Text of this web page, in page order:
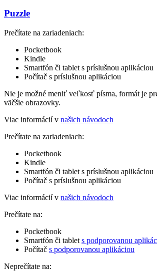
Puzzle
Prečítate na zariadeniach:
Pocketbook
Kindle
Smartfón či tablet s príslušnou aplikáciou
Počítač s príslušnou aplikáciou
Nie je možné meniť veľkosť písma, formát je
väčšie obrazovky.
Viac informácií v našich návodoch
Prečítate na zariadeniach:
Pocketbook
Kindle
Smartfón či tablet s príslušnou aplikáciou
Počítač s príslušnou aplikáciou
Viac informácií v našich návodoch
Prečítate na:
Pocketbook
Smartfón či tablet s podporovanou
Počítač s podporovanou aplikáciou
Neprečítate na: